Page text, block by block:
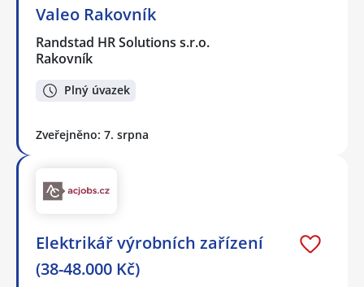
Valeo Rakovník
Randstad HR Solutions s.r.o.
Rakovník
Plný úvazek
Zveřejněno: 7. srpna
Elektrikář výrobních zařízení
(38-48.000 Kč)